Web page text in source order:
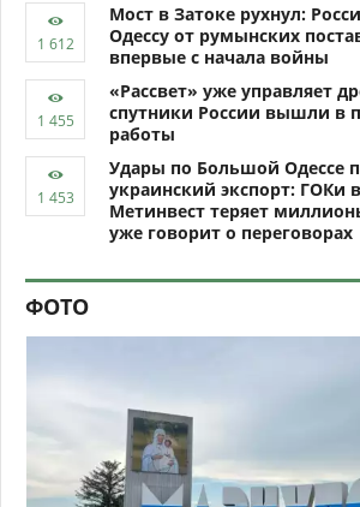
Мост в Затоке рухнул:
Одессу от румынских
впервые с начала войны
«Рассвет» уже управляет
спутники России вышли в
работы
Удары по Большой Одессе
украинский экспорт: ГОКи
Метинвест теряет
уже говорит о переговорах
ФОТО